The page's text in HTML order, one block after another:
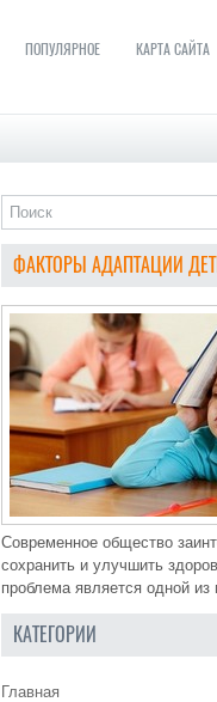
ПОПУЛЯРНОЕ КАРТА САЙТА
ФАКТОРЫ АДАПТАЦИИ
Современное общество
сохранить и улучшить
проблема является одной из
КАТЕГОРИИ
Главная